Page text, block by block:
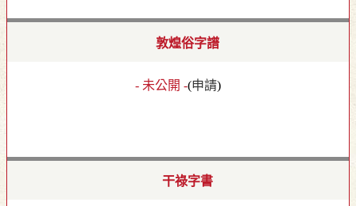
敦煌俗字譜
- 未公開 -(申請)
干祿字書